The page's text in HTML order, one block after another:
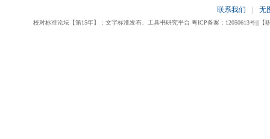
联系我们 无
校对标准论坛【第15年】：文字标准发布、工具书研究平台 粤ICP备案：12050613号|||【